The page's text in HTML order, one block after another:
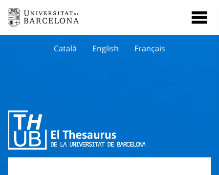
Català English Français